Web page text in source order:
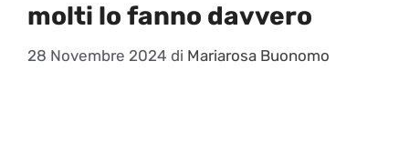
molti lo fanno davvero
28 Novembre 2024 di Mariarosa Buonomo